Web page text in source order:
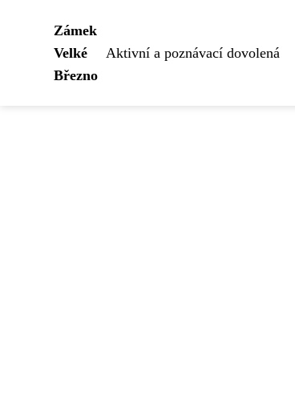
Zámek
Velké
Březno
Aktivní a poznávací dovolená